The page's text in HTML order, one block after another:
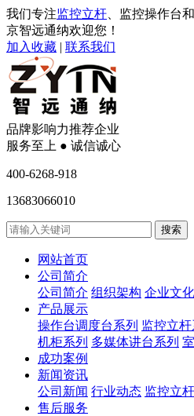
我们专注监控立杆 、监控操作台
京智远通纳欢迎您！
加入收藏 | 联系我们
品牌影响力推荐企业
服务至上 ● 诚信诚心
400-6268-918
13683066010
网站首页
公司简介
公司简介 组织架构 企业文化
产品展示
操作台调度台系列 监控立杆
机柜系列 多媒体讲台系列
成功案例
新闻资讯
公司新闻 行业动态 监控立杆
售后服务